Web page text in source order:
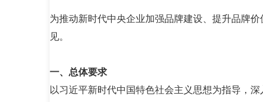
为推动新时代中央企业加强品牌建设、提升品牌
见。
一、总体要求
以习近平新时代中国特色社会主义思想为指导，